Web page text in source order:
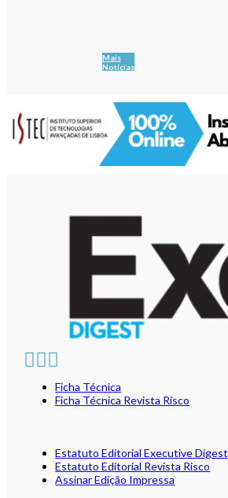
Mais
Notícias
Ficha Técnica
Ficha Técnica Revista Risco
Estatuto Editorial Executive Digest
Estatuto Editorial Revista Risco
Assinar Edição Impressa